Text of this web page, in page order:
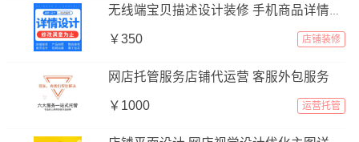
无线端宝贝描述设计装修 手机商品详情页设计
￥350 店铺装修
网店托管服务店铺代运营 客服外包服务
￥1000 运营托管